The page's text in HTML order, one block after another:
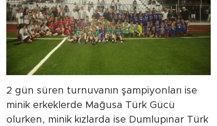
2 gün süren turnuvanın şampiyonları ise
minik erkeklerde Mağusa Türk Gücü
olurken, minik kızlarda ise Dumlupınar Türk